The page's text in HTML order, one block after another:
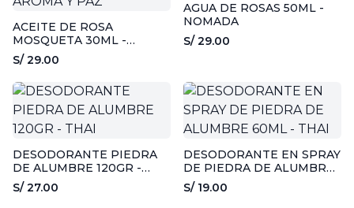
ACEITE DE ROSA
MOSQUETA 30ML -
AROMA Y PAZ
S/ 29.00
AGUA DE ROSAS 50ML -
NOMADA
S/ 29.00
DESODORANTE PIEDRA
DE ALUMBRE 120GR -
THAI
S/ 27.00
DESODORANTE EN SPRAY
DE PIEDRA DE ALUMBRE
60ML - THAI
S/ 19.00